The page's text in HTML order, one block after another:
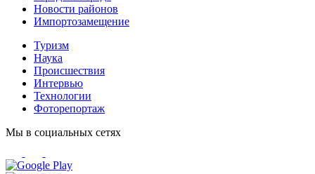
Новости районов
Импортозамещение
Туризм
Наука
Происшествия
Интервью
Технологии
Фоторепортаж
Мы в социальных сетях